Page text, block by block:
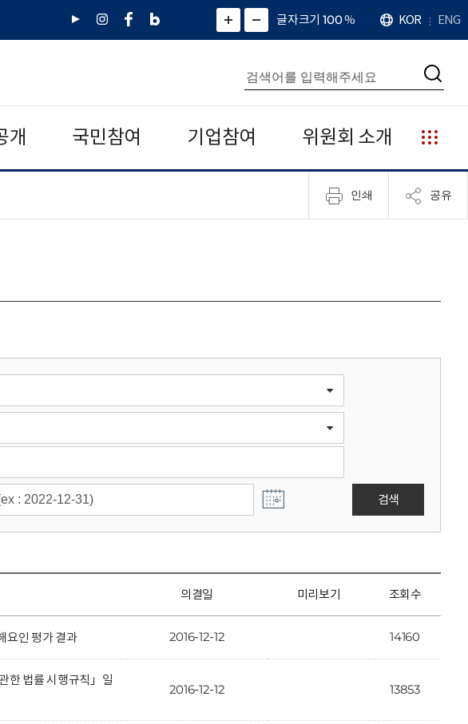
유
인
페
네
그
)
화
면
면
소
확
대
치
글자크기 100%
언
어
KOR ENG
통
합
검
색
검
개 국민참여 기업참여 위원회 소개
누
리
집
안
인쇄 공유
검색
의결일 미리보기 조회수
요인 평가 결과 2016-12-12 14160
한 법률 시행규칙」일
2016-12-12 13853